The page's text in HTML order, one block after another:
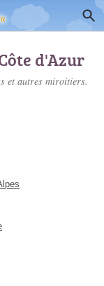
d'Azur
et autres miroitiers.